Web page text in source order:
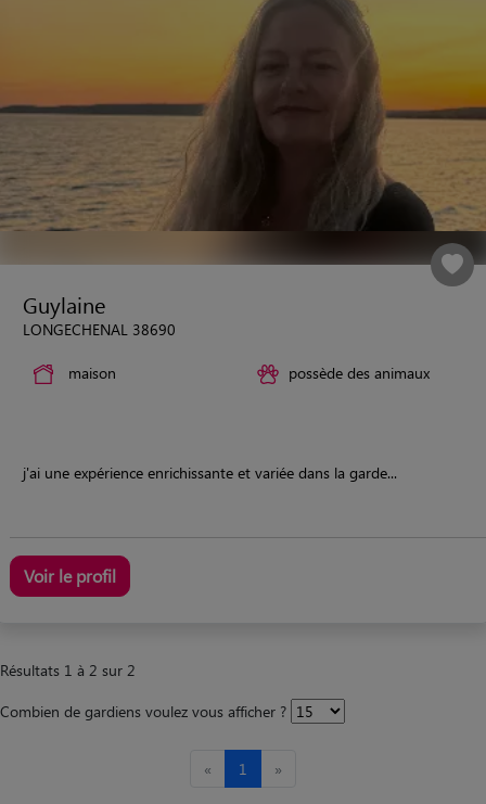
Guylaine
LONGECHENAL 38690
maison possède des animaux
j'ai une expérience enrichissante et variée dans la garde...
Voir le profil
Résultats 1 à 2 sur 2
Combien de gardiens voulez vous afficher ?
« 1 »